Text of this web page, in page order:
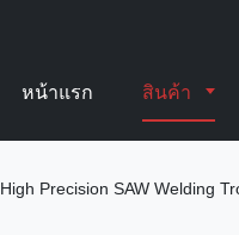
หน้าแรก สินค้า
High Precision SAW Welding